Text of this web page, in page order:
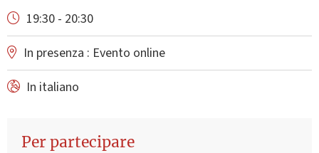
19:30 - 20:30
In presenza : Evento online
In italiano
Per partecipare